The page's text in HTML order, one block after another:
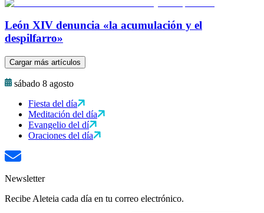
León XIV denuncia «la acumulación y el
despilfarro»
Cargar más artículos
sábado 8 agosto
Fiesta del día
Meditación del día
Evangelio del dí
Oraciones del día
Newsletter
Recibe Aleteia cada día en tu correo electrónico.